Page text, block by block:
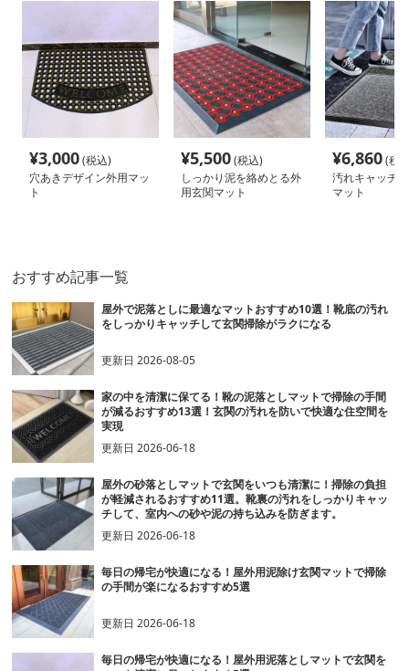
¥3,000(税込)
穴あきデザイン外用マッ
ト
¥5,500(税込)
しっかり泥を絡めとる外
用玄関マット
¥6,860(税
汚れキャッチ
マット
おすすめ記事一覧
屋外で泥落としに最適なマットおすすめ10選！靴底の汚れ
をしっかりキャッチして玄関掃除がラクになる
更新日2026-08-05
家の中を清潔に保てる！靴の泥落としマットで掃除の手間
が減るおすすめ13選！玄関の汚れを防いで快適な住空間を
実現
更新日2026-06-18
屋外の砂落としマットで玄関をいつも清潔に！掃除の負担
が軽減されるおすすめ11選。靴裏の汚れをしっかりキャッ
チして、室内への砂や泥の持ち込みを防ぎます。
更新日2026-06-18
毎日の帰宅が快適になる！屋外用泥除け玄関マットで掃除
の手間が楽になるおすすめ5選
更新日2026-06-18
毎日の帰宅が快適になる！屋外用泥落としマットで玄関を